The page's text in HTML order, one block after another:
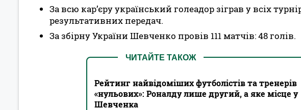
За всю кар’єру український голеадор зіграв у всіх
результативних передач.
За збірну України Шевченко провів 111 матчів: 48 голів.
ЧИТАЙТЕ ТАКОЖ
Рейтинг найвідоміших футболістів та тренерів
«нульових»: Роналду лише другий, а яке місце у
Шевченка